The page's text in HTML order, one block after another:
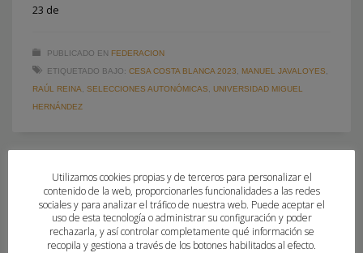
23 de
PUBLICADO EN FEDERACION
ETIQUETADO BAJO: CESA COSTA BLANCA 2023 MANUEL JAVALOYES
RAÚL REINA
SELECCIONES AUTONÓMICAS
UNIVERSIDAD MIGUEL
HERNÁNDEZ
Utilizamos cookies propias y de terceros para personalizar el
contenido de la web, proporcionarles funcionalidades a las redes
sociales y para analizar el tráfico de nuestra web. Puede aceptar el
uso de esta tecnología o administrar su configuración y poder
rechazarla, y así controlar completamente qué información se
recopila y gestiona a través de los botones habilitados al efecto.